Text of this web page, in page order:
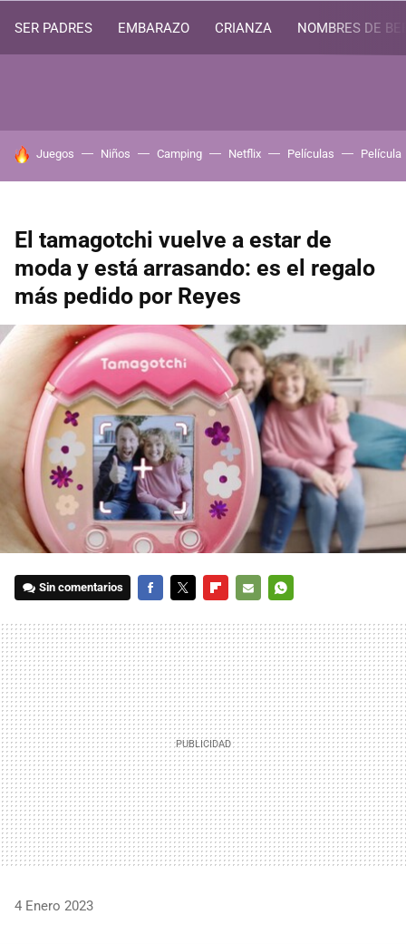
SER PADRES EMBARAZO CRIANZA NOMBRES DE
HOY SE HABLA DE
Juegos Niños Camping Netflix Películas Película
El tamagotchi vuelve a estar de
moda y está arrasando: es el regalo
más pedido por Reyes
Sin comentarios
MAIL
4 Enero 2023